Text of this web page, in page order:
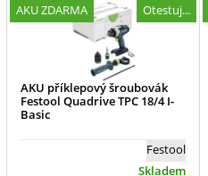
AKU ZDARMA Otestuj...
AKU příklepový šroubovák
Festool Quadrive TPC 18/4 I-
Basic
Festool
Skladem